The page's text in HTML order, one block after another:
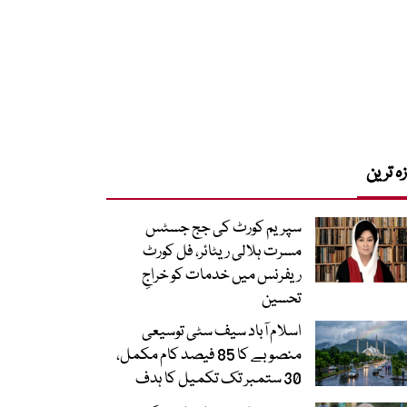
ترین
سپریم کورٹ کی جج جسٹس
مسرت ہلالی ریٹائر، فل کورٹ
ریفرنس میں خدمات کو خراجِ
تحسین
اسلام آباد سیف سٹی توسیعی
منصوبے کا 85 فیصد کام مکمل،
30 ستمبر تک تکمیل کا ہدف